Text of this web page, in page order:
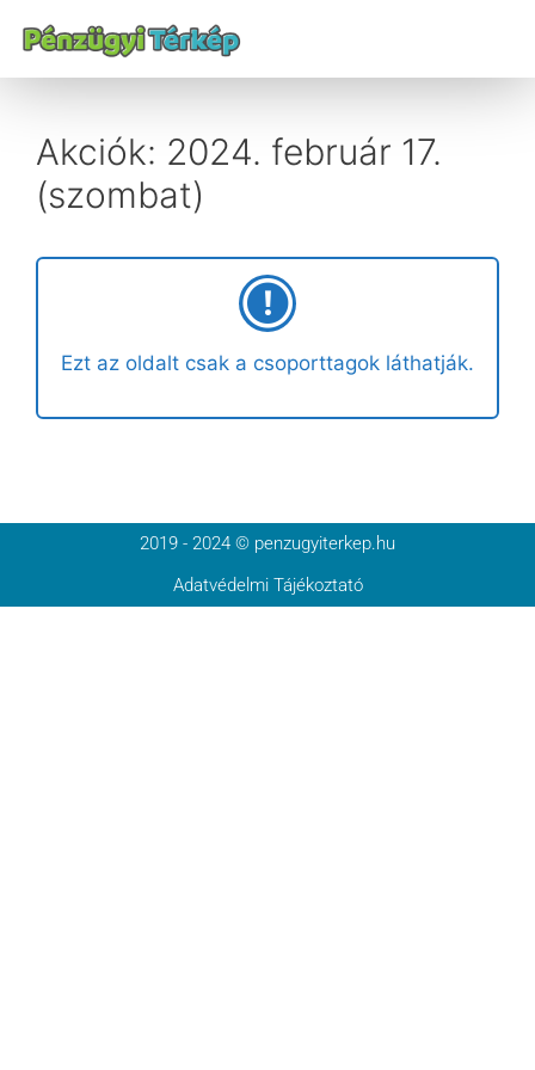
Akciók: 2024. február 17.
(szombat)
Ezt az oldalt csak a csoporttagok láthatják.
2019 - 2024 © penzugyiterkep.hu
Adatvédelmi Tájékoztató